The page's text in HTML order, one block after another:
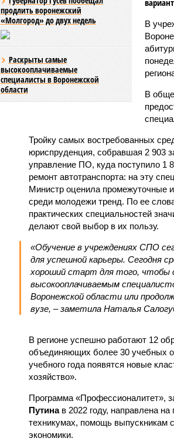
продлить воронежский
«Молгород» до двух недель
Раскрыты самые
высокооплачиваемые
специалисты в Воронежской
области
В
В
Тройку самых востребованных
юриспруденция, собравшая 2 903
управление ПО, куда поступило 1
ремонт автотранспорта: на эту
Министр оценила промежуточные
среди молодежи тренд. По ее
практических специальностей
делают свой выбор в их пользу.
«Обучение в учреждениях СПО
для успешной карьеры. Сегодня
хороший старт для того, чтобы
высокооплачиваемым
Воронежской области или
вузе, – заметила Наталья
В регионе успешно работают 12
объединяющих более 30 учебных
учебного года появятся новые
хозяйство».
Программа «Профессионалитет»,
Путинав 2022 году, направлена
техникумах, помощь выпускникам
экономики.